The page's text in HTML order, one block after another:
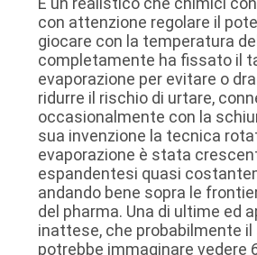
QUALITÀ
CONTATTICI
RICHIEDA
UNA
CITAZIONE
con attenzione regolare il
giocare con la temperatura
completamente ha fissato il
evaporazione per evitare o
ridurre il rischio di urtare,
occasionalmente con la
sua invenzione la tecnica
evaporazione è stata
espandentesi quasi
andando bene sopra le
del pharma. Una di ultime ed
inattese, che probabilmente il
potrebbe immaginare vedere